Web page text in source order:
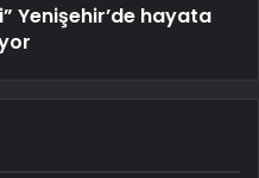
Yenişehir’de hayata